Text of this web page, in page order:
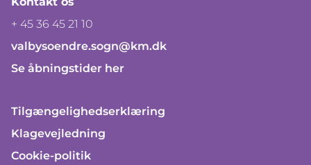
+ 45 36 45 21 10
valbysoendre.sogn@km.dk
Se åbningstider her
Tilgængelighedserklæring
Klagevejledning
Cookie-politik